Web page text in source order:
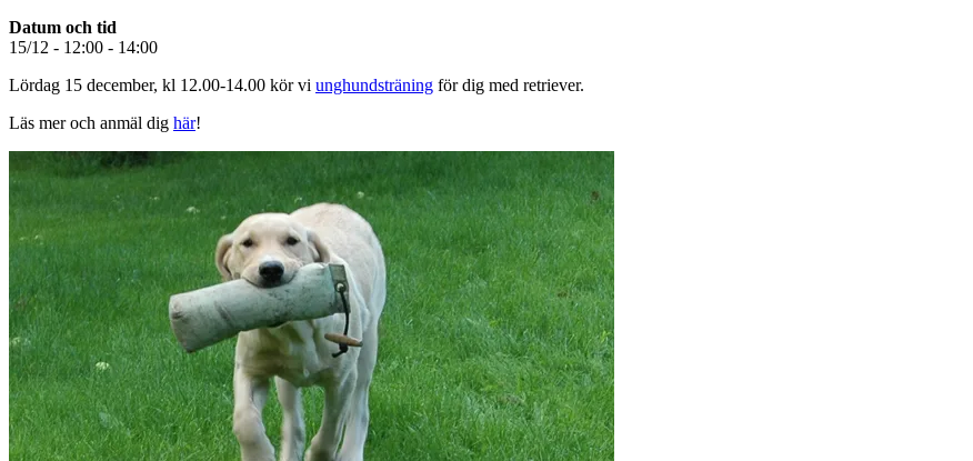
Datum och tid
15/12 - 12:00 - 14:00
Lördag 15 december, kl 12.00-14.00 kör vi unghundsträning för dig med retriever.
Läs mer och anmäl dig här!